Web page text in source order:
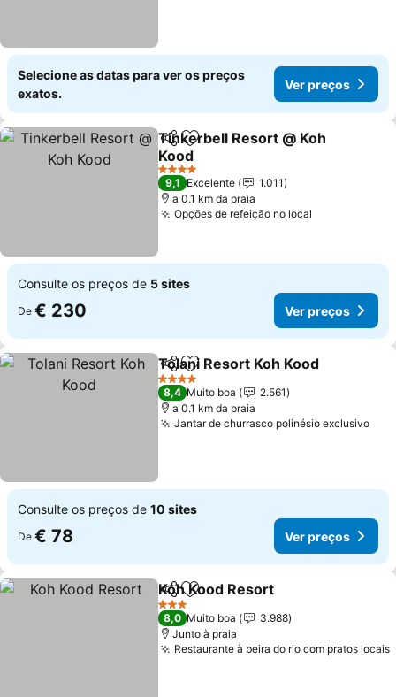
Selecione as datas para ver os preços
exatos.
Ver preços
PartilharAdicionar aos favoritos
Tinkerbell Resort @ Koh
Kood
4 Estrelas
9,1 Excelente
1.011
a 0.1 km da praia
Opções de refeição no local
Consulte os preços de 5 sites
De € 230 Ver preços
PartilharAdicionar aos favoritos
Tolani Resort Koh Kood
4 Estrelas
8,4 Muito boa
2.561
a 0.1 km da praia
Jantar de churrasco polinésio exclusivo
Consulte os preços de 10 sites
De € 78 Ver preços
PartilharAdicionar aos favoritos
Koh Kood Resort
3 Estrelas
8,0 Muito boa
3.988
Junto à praia
Restaurante à beira do rio com pratos locais